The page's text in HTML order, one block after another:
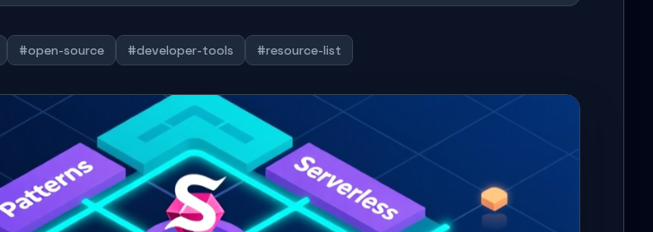
#open-source #developer-tools #resource-list